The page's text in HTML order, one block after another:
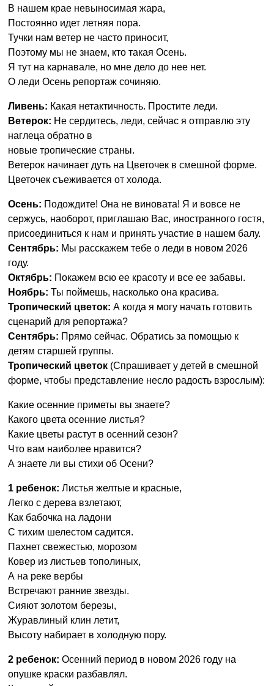
В нашем крае невыносимая жара,
Постоянно идет летняя пора.
Тучки нам ветер не часто приносит,
Поэтому мы не знаем, кто такая Осень.
Я тут на карнавале, но мне дело до нее нет.
О леди Осень репортаж сочиняю.
Ливень: Какая нетактичность. Простите леди.
Ветерок: Не сердитесь, леди, сейчас я отправлю эту
наглеца обратно в
новые тропические страны.
Ветерок начинает дуть на Цветочек в смешной форме.
Цветочек съеживается от холода.
Осень: Подождите! Она не виновата! Я и вовсе не
сержусь, наоборот, приглашаю Вас, иностранного гостя,
присоединиться к нам и принять участие в нашем балу.
Сентябрь: Мы расскажем тебе о леди в новом 2026
году.
Октябрь: Покажем всю ее красоту и все ее забавы.
Ноябрь: Ты поймешь, насколько она красива.
Тропический цветок: А когда я могу начать готовить
сценарий для репортажа?
Сентябрь: Прямо сейчас. Обратись за помощью к
детям старшей группы.
Тропический цветок (Спрашивает у детей в смешной
форме, чтобы представление несло радость взрослым):
Какие осенние приметы вы знаете?
Какого цвета осенние листья?
Какие цветы растут в осенний сезон?
Что вам наиболее нравится?
А знаете ли вы стихи об Осени?
1 ребенок: Листья желтые и красные,
Легко с дерева взлетают,
Как бабочка на ладони
С тихим шелестом садится.
Пахнет свежестью, морозом
Ковер из листьев тополиных,
А на реке вербы
Встречают ранние звезды.
Сияют золотом березы,
Журавлиный клин летит,
Высоту набирает в холодную пору.
2 ребенок: Осенний период в новом 2026 году на
опушке краски разбавлял.